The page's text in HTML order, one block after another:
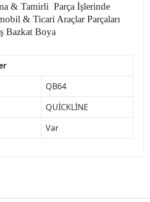
& Tamirli Parça İşlerinde
& Ticari Araçlar Parçaları
Bazkat Boya
QB64
QUİCKLİNE
Var